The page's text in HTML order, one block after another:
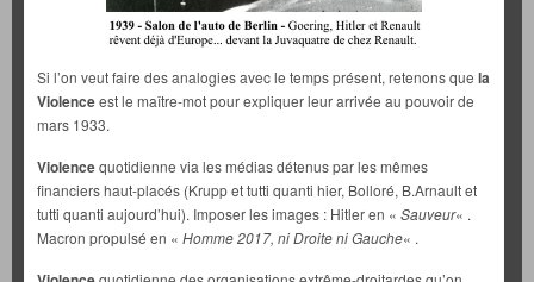
Si l’on veut faire des analogies avec le temps présent, retenons que la
Violenceest le maître-mot pour expliquer leur arrivée au pouvoir de
mars 1933.
Violencequotidienne via les médias détenus par les mêmes
financiers haut-placés (Krupp et tutti quanti hier, Bolloré, B.Arnault et
tutti quanti aujourd’hui). Imposer les images : Hitler en « Sauveur« .
Macron propulsé en « Homme 2017, ni Droite ni Gauche« .